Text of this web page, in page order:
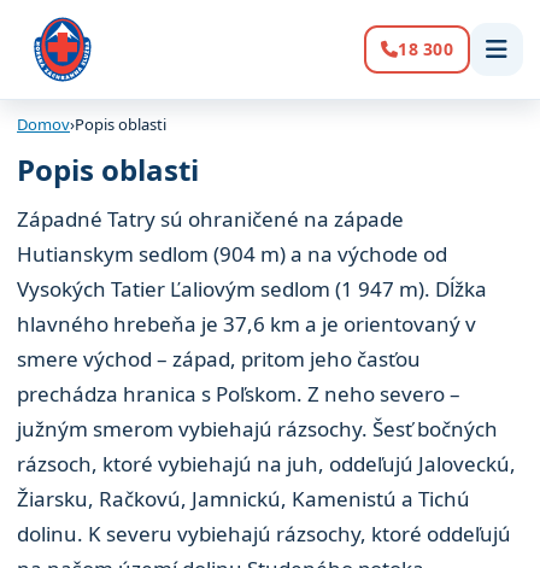
Volanie:
18 300
Domov›Popis oblasti
Popis oblasti
Západné Tatry sú ohraničené na západe
Hutianskym sedlom (904 m) a na východe od
Vysokých Tatier Ľaliovým sedlom (1 947 m). Dĺžka
hlavného hrebeňa je 37,6 km a je orientovaný v
smere východ – západ, pritom jeho časťou
prechádza hranica s Poľskom. Z neho severo –
južným smerom vybiehajú rázsochy. Šesť bočných
rázsoch, ktoré vybiehajú na juh, oddeľujú Jaloveckú,
Žiarsku, Račkovú, Jamnickú, Kamenistú a Tichú
dolinu. K severu vybiehajú rázsochy, ktoré oddeľujú